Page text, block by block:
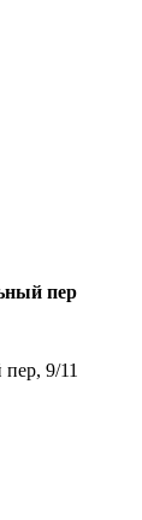
пер
9/11